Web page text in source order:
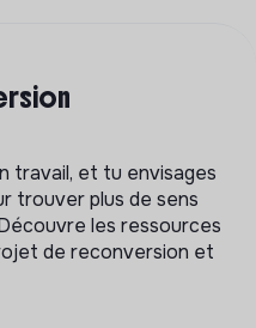
travail, et tu envisages
trouver plus de sens
les ressources
de reconversion et